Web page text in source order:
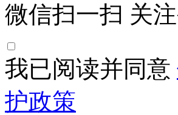
微信扫一扫 关
我已阅读并同意
护政策